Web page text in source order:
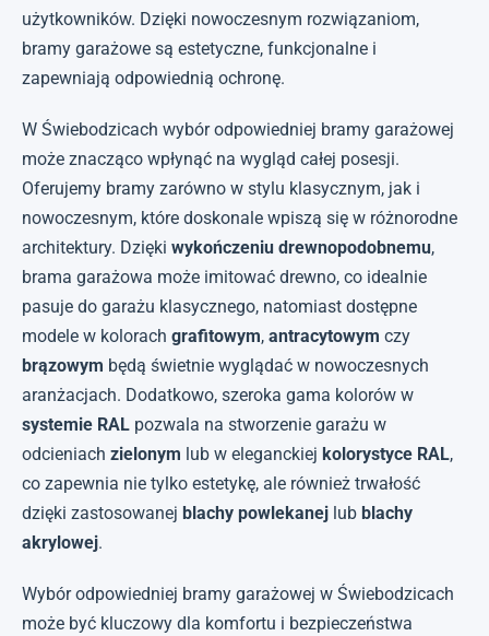
użytkowników. Dzięki nowoczesnym rozwiązaniom,
bramy garażowe są estetyczne, funkcjonalne i
zapewniają odpowiednią ochronę.
W Świebodzicach wybór odpowiedniej bramy garażowej
może znacząco wpłynąć na wygląd całej posesji.
Oferujemy bramy zarówno w stylu klasycznym, jak i
nowoczesnym, które doskonale wpiszą się w różnorodne
architektury. Dzięki wykończeniu drewnopodobnemu,
brama garażowa może imitować drewno, co idealnie
pasuje do garażu klasycznego, natomiast dostępne
modele w kolorach grafitowym, antracytowym czy
brązowym będą świetnie wyglądać w nowoczesnych
aranżacjach. Dodatkowo, szeroka gama kolorów w
systemie RAL pozwala na stworzenie garażu w
odcieniach zielonym lub w eleganckiej kolorystyce RAL,
co zapewnia nie tylko estetykę, ale również trwałość
dzięki zastosowanej blachy powlekanej lub blachy
akrylowej.
Wybór odpowiedniej bramy garażowej w Świebodzicach
może być kluczowy dla komfortu i bezpieczeństwa